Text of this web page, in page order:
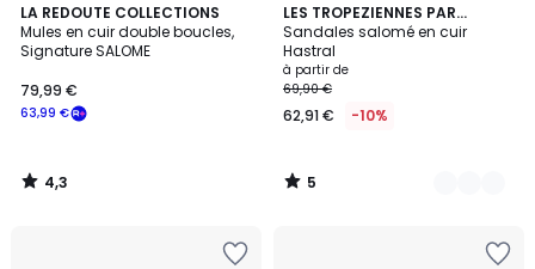
LA REDOUTE COLLECTIONS
Mules en cuir double boucles,
Signature SALOME
€
souscrivez
notre
programme
63,99 €
79,99 €
4,3
/ 5
4,3
/
LES TROPEZIENNES PAR
M.BELARBI
Sandales salomé en cuir
Hastral
à partir de
69,90 €
62,91 € -10%
5
/
5
4
Couleurs
5
/